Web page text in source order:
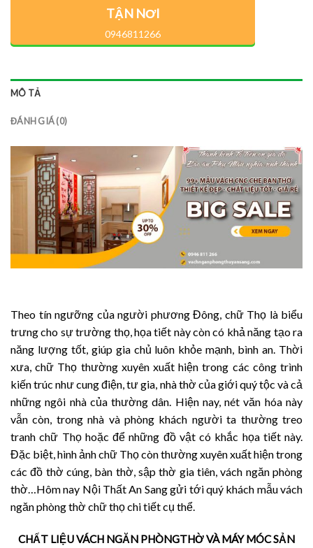
TẬN NƠI
0946811266
MÔ TẢ
ĐÁNH GIÁ (0)
Theo tín ngưỡng của người phương Đông, chữ Thọ là biểu
trưng cho sự trường thọ, họa tiết này còn có khả năng tạo ra
năng lượng tốt, giúp gia chủ luôn khỏe mạnh, bình an. Thời
xưa, chữ Thọ thường xuyên xuất hiện trong các công trình
kiến trúc như cung điện, tư gia, nhà thờ của giới quý tộc và cả
những ngôi nhà của thường dân. Hiện nay, nét văn hóa này
vẫn còn, trong nhà và phòng khách người ta thường treo
tranh chữ Thọ hoặc để những đồ vật có khắc họa tiết này.
Đặc biệt, hình ảnh chữ Thọ còn thường xuyên xuất hiện trong
các đồ thờ cúng, bàn thờ, sập thờ gia tiên, vách ngăn phòng
thờ…Hôm nay Nội Thất An Sang gửi tới quý khách mẫu vách
ngăn phòng thờ chữ thọ chi tiết cụ thể.
CHẤT LIỆU VÁCH NGĂN PHÒNGTHỜ VÀ MÁY MÓC SẢN